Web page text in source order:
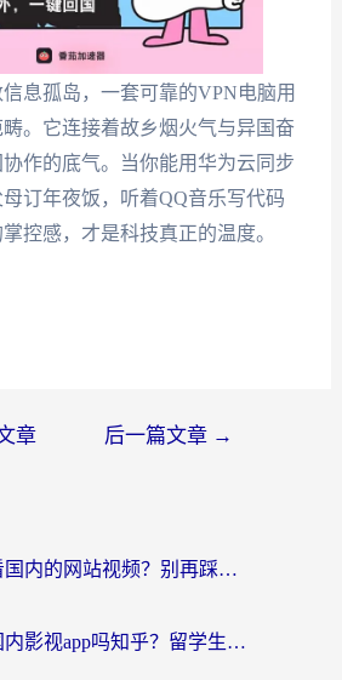
息孤岛，一套可靠的VPN电脑用
。它连接着故乡烟火气与异国奋
作的底气。当你能用华为云同步
订年夜饭，听着QQ音乐写代码
控感，才是科技真正的温度。
章 后一篇文章 →
在国外怎么看国内的网站视频？别再踩坑！选对加速器秒回国内冲浪
国外可以看国内影视app吗知乎？留学生亲测有效的回国加速方案